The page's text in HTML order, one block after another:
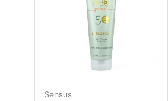
Sensus